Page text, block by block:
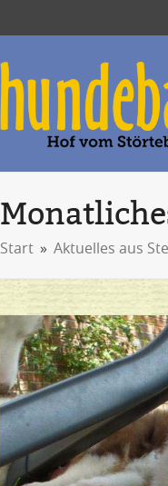
Start » Aktuelles aus